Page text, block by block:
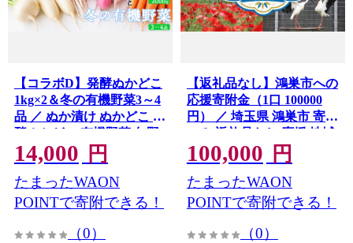
【コラボD】発酵ぬかどこ
1kg×2＆冬の有機野菜3～4
品 ／ ぬか漬け ぬかどこ 発
酵ぬかどこ 有機野菜 旬野
菜 冬野菜 野菜セット 漬物
手作り 簡単調理 かき混ぜ
不要 発酵食品 常備菜 一品
追加 食卓 埼玉県 特産品
14,000 円
たまったWAON
POINTで寄附できる！
（0）
【返礼品なし】鴻巣市への
応援寄附金（1口 100000
円） ／ 埼玉県 鴻巣市 寄附
のみ 返礼品なし 応援 地域
支援 こうのす 鴻巣 きふ 寄
附 おうえん しえん 支援 応
援寄附 自治体応援 自治体
支援 No.604-07
100,000 円
たまったWAON
POINTで寄附できる！
（0）